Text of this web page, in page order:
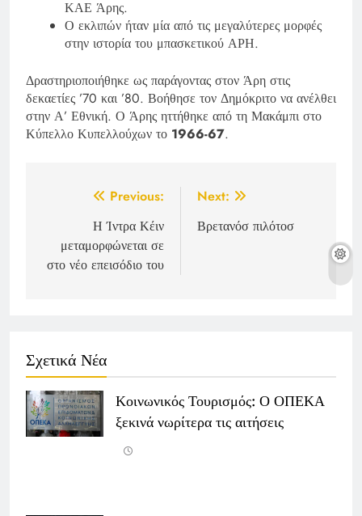
ΚΑΕ Άρης.
Ο εκλιπών ήταν μία από τις μεγαλύτερες μορφές
στην ιστορία του μπασκετικού ΑΡΗ.
Δραστηριοποιήθηκε ως παράγοντας στον Άρη στις
δεκαετίες ’70 και ’80. Βοήθησε τον Δημόκριτο να ανέλθει
στην Α’ Εθνική. Ο Άρης ηττήθηκε από τη Μακάμπι στο
Κύπελλο Κυπελλούχων το 1966-67.
navigation
Previous:
Η Ίντρα Κέιν
μεταμορφώνεται σε
στο νέο επεισόδιο του
Next:
Βρετανόσ πιλότοσ
Σχετικά Νέα
Κοινωνικός Τουρισμός: Ο ΟΠΕΚΑ
ξεκινά νωρίτερα τις αιτήσεις